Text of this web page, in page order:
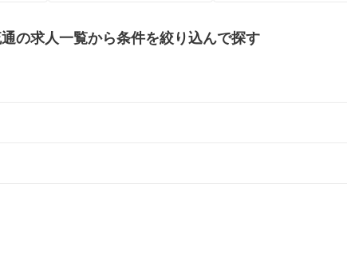
の求人一覧から条件を絞り込んで探す